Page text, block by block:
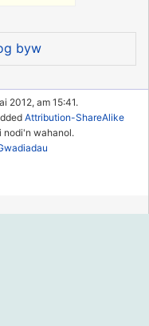
byw
2012, am 15:41.
Attribution-ShareAlike
nodi'n wahanol.